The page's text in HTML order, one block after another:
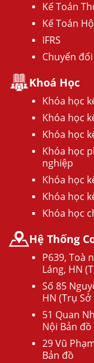
Kế Toán
Kế Toán
IFRS
Chuyển
Khoá Học
Khóa học
Khóa học
Khóa học
Khóa học
nghiệp
Khóa học
Khóa học
Khóa học
Hệ Thống
P639, Toà
Láng, HN
Số 85
HN (Trụ
51 Quan
Nội Bản đồ
29 Vũ
Bản đồ